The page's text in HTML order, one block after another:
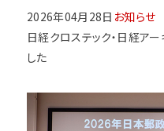
2026年04月28日 お知らせ
日経クロステック・日経ア
した